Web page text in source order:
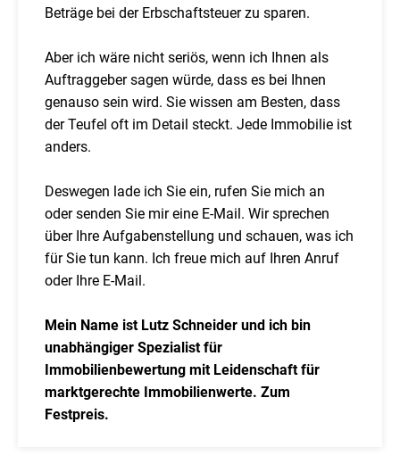
Beträge bei der Erbschaftsteuer zu sparen.
Aber ich wäre nicht seriös, wenn ich Ihnen als
Auftraggeber sagen würde, dass es bei Ihnen
genauso sein wird. Sie wissen am Besten, dass
der Teufel oft im Detail steckt. Jede Immobilie ist
anders.
Deswegen lade ich Sie ein, rufen Sie mich an
oder senden Sie mir eine E-Mail. Wir sprechen
über Ihre Aufgabenstellung und schauen, was ich
für Sie tun kann. Ich freue mich auf Ihren Anruf
oder Ihre E-Mail.
Mein Name ist Lutz Schneider und ich bin
unabhängiger Spezialist für
Immobilienbewertung mit Leidenschaft für
marktgerechte Immobilienwerte. Zum
Festpreis.